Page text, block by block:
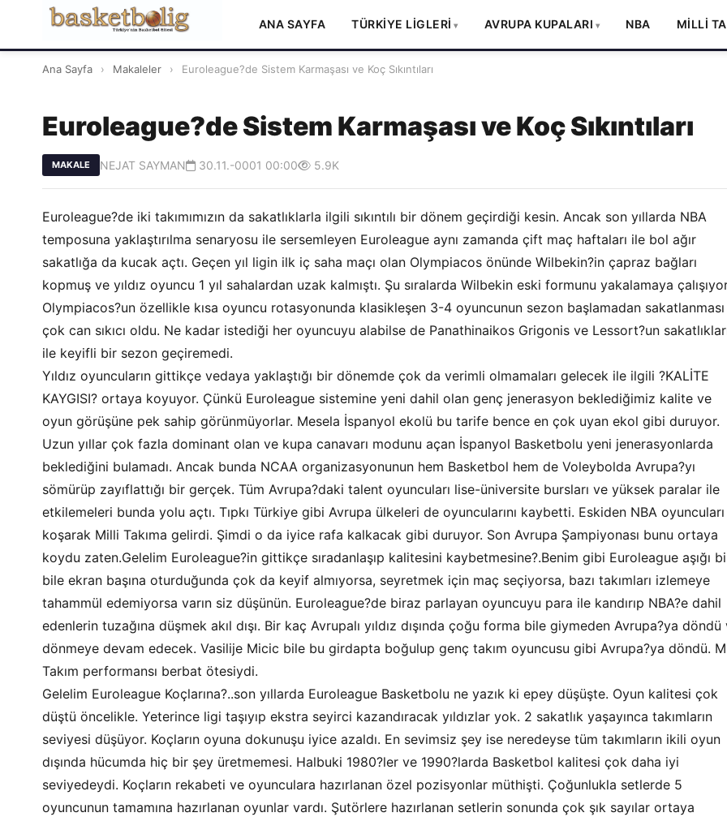
ANA SAYFA TÜRKİYE LİGLERİ AVRUPA KUPALARI NBA MİLLİ
Ana Sayfa › Makaleler › Euroleague?de Sistem Karmaşası ve Koç Sıkıntıları
Euroleague?de Sistem Karmaşası ve Koç Sıkıntıları
MAKALE NEJAT SAYMAN 30.11.-0001 00:00 5.9K
Euroleague?de iki takımımızın da sakatlıklarla ilgili sıkıntılı bir dönem geçirdiği kesin. Ancak son yıllarda NBA
temposuna yaklaştırılma senaryosu ile sersemleyen Euroleague aynı zamanda çift maç haftaları ile bol ağır
sakatlığa da kucak açtı. Geçen yıl ligin ilk iç saha maçı olan Olympiacos önünde Wilbekin?in çapraz bağları
kopmuş ve yıldız oyuncu 1 yıl sahalardan uzak kalmıştı. Şu sıralarda Wilbekin eski formunu yakalamaya
Olympiacos?un özellikle kısa oyuncu rotasyonunda klasikleşen 3-4 oyuncunun sezon başlamadan sakatlanması
çok can sıkıcı oldu. Ne kadar istediği her oyuncuyu alabilse de Panathinaikos Grigonis ve Lessort?un
ile keyifli bir sezon geçiremedi.
Yıldız oyuncuların gittikçe vedaya yaklaştığı bir dönemde çok da verimli olmamaları gelecek ile ilgili ?KALİTE
KAYGISI? ortaya koyuyor. Çünkü Euroleague sistemine yeni dahil olan genç jenerasyon beklediğimiz kalite ve
oyun görüşüne pek sahip görünmüyorlar. Mesela İspanyol ekolü bu tarife bence en çok uyan ekol gibi duruyor.
Uzun yıllar çok fazla dominant olan ve kupa canavarı modunu açan İspanyol Basketbolu yeni jenerasyonlarda
beklediğini bulamadı. Ancak bunda NCAA organizasyonunun hem Basketbol hem de Voleybolda Avrupa?yı
sömürüp zayıflattığı bir gerçek. Tüm Avrupa?daki talent oyuncuları lise-üniversite bursları ve yüksek paralar ile
etkilemeleri bunda yolu açtı. Tıpkı Türkiye gibi Avrupa ülkeleri de oyuncularını kaybetti. Eskiden NBA oyuncuları
koşarak Milli Takıma gelirdi. Şimdi o da iyice rafa kalkacak gibi duruyor. Son Avrupa Şampiyonası bunu ortaya
koydu zaten.Gelelim Euroleague?in gittikçe sıradanlaşıp kalitesini kaybetmesine?.Benim gibi Euroleague aşığı
bile ekran başına oturduğunda çok da keyif almıyorsa, seyretmek için maç seçiyorsa, bazı takımları izlemeye
tahammül edemiyorsa varın siz düşünün. Euroleague?de biraz parlayan oyuncuyu para ile kandırıp NBA?e dahil
edenlerin tuzağına düşmek akıl dışı. Bir kaç Avrupalı yıldız dışında çoğu forma bile giymeden Avrupa?ya döndü
dönmeye devam edecek. Vasilije Micic bile bu girdapta boğulup genç takım oyuncusu gibi Avrupa?ya döndü.
Takım performansı berbat ötesiydi.
Gelelim Euroleague Koçlarına?..son yıllarda Euroleague Basketbolu ne yazık ki epey düşüşte. Oyun kalitesi çok
düştü öncelikle. Yeterince ligi taşıyıp ekstra seyirci kazandıracak yıldızlar yok. 2 sakatlık yaşayınca takımların
seviyesi düşüyor. Koçların oyuna dokunuşu iyice azaldı. En sevimsiz şey ise neredeyse tüm takımların ikili oyun
dışında hücumda hiç bir şey üretmemesi. Halbuki 1980?ler ve 1990?larda Basketbol kalitesi çok daha iyi
seviyedeydi. Koçların rekabeti ve oyunculara hazırlanan özel pozisyonlar müthişti. Çoğunlukla setlerde 5
oyuncunun tamamına hazırlanan oyunlar vardı. Şutörlere hazırlanan setlerin sonunda çok şık sayılar ortaya